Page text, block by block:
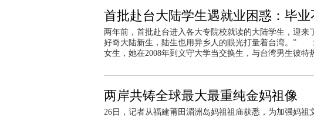
首批赴台大陆学生遇就业困惑：毕
两年前，首批赴台进入各大专院校就读的大陆学生，迎来
好奇大陆新生，陆生也用异乡人的眼光打量着台湾。”
女生，她在2008年到义守大学当交换生，与台湾男生彼特
两岸共铸全球最大最重纯金妈祖像
26日，记者从福建莆田湄洲岛妈祖祖庙获悉，为加强妈